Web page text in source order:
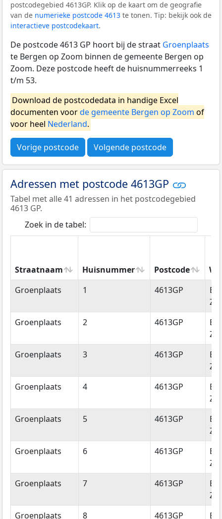
postcodegebied 4613GP. Klik op de kaart om de geografie
van de numerieke postcode 4613 te tonen. Tip: bekijk ook de
interactieve postcodekaart.
De postcode 4613 GP hoort bij de straat Groenplaats
te Bergen op Zoom binnen de gemeente Bergen op
Zoom. Deze postcode heeft de huisnummerreeks 1
t/m 53.
Download de postcodedata in handige Excel
documenten voorde gemeente Bergen op Zoom of
voor heel Nederland.
Vorige postcode Volgende postcode
Adressen met postcode 4613GP
Tabel met alle 41 adressen in het postcodegebied
4613 GP.
Zoek in de tabel:
Straatnaam Huisnummer Postcode
Straatnaam
Huisnummer Postcode
Groenplaats 1 4613GP
Groenplaats
2 4613GP
Groenplaats
3 4613GP
Groenplaats
4 4613GP
Groenplaats
5 4613GP
Groenplaats
6 4613GP
Groenplaats
7 4613GP
Groenplaats
8 4613GP